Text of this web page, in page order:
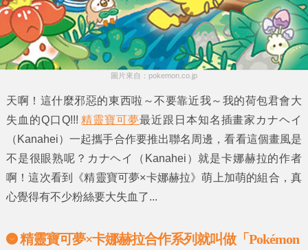
圖片來自：pokemon.co.jp
天啊！這什麼邪惡的東西啦～不要靠近我～我的荷包君會大
失血的Q口Q!!!精靈寶可夢最近跟日本知名插畫家カナヘイ
（Kanahei）一起攜手合作要推出聯名周邊，看看這個畫風是
不是很眼熟呢？カナヘイ（Kanahei）就是卡娜赫拉的作者
啊！這次看到《精靈寶可夢×卡娜赫拉》萌上加萌的組合，真
心覺得有不少粉絲要大失血了...
精靈寶可夢×卡娜赫拉合作系列就叫做「Pokémon